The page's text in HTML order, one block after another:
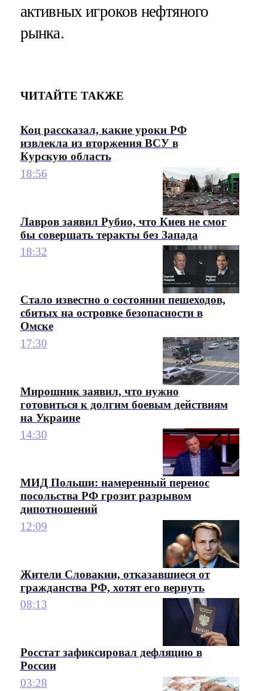
активных игроков нефтяного
рынка.
ЧИТАЙТЕ ТАКЖЕ
Коц рассказал, какие уроки РФ
извлекла из вторжения ВСУ в
Курскую область
18:56
Лавров заявил Рубио, что Киев не смог
бы совершать теракты без Запада
18:32
Стало известно о состоянии пешеходов,
сбитых на островке безопасности в
Омске
17:30
Мирошник заявил, что нужно
готовиться к долгим боевым действиям
на Украине
14:30
МИД Польши: намеренный перенос
посольства РФ грозит разрывом
дипотношений
12:09
Жители Словакии, отказавшиеся от
гражданства РФ, хотят его вернуть
08:13
Росстат зафиксировал дефляцию в
России
03:28